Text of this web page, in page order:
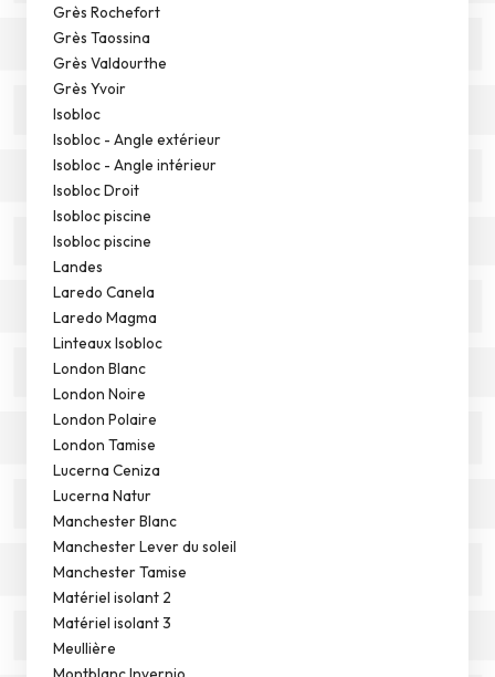
Grès Rochefort
Grès Taossina
Grès Valdourthe
Grès Yvoir
Isobloc
Isobloc - Angle extérieur
Isobloc - Angle intérieur
Isobloc Droit
Isobloc piscine
Isobloc piscine
Landes
Laredo Canela
Laredo Magma
Linteaux Isobloc
London Blanc
London Noire
London Polaire
London Tamise
Lucerna Ceniza
Lucerna Natur
Manchester Blanc
Manchester Lever du soleil
Manchester Tamise
Matériel isolant 2
Matériel isolant 3
Meullière